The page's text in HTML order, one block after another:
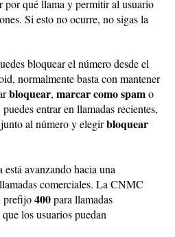
qué llama y permitir al usuario
Si esto no ocurre, no sigas la
bloquear el número desde el
normalmente basta con mantener
bloquear, marcar como spamo
entrar en llamadas recientes,
al número y elegirbloquear
avanzando hacia una
comerciales. La CNMC
prefijo400para llamadas
los usuarios puedan